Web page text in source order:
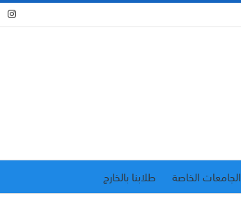
الجامعات الخاصة
طلابنا بالخارج